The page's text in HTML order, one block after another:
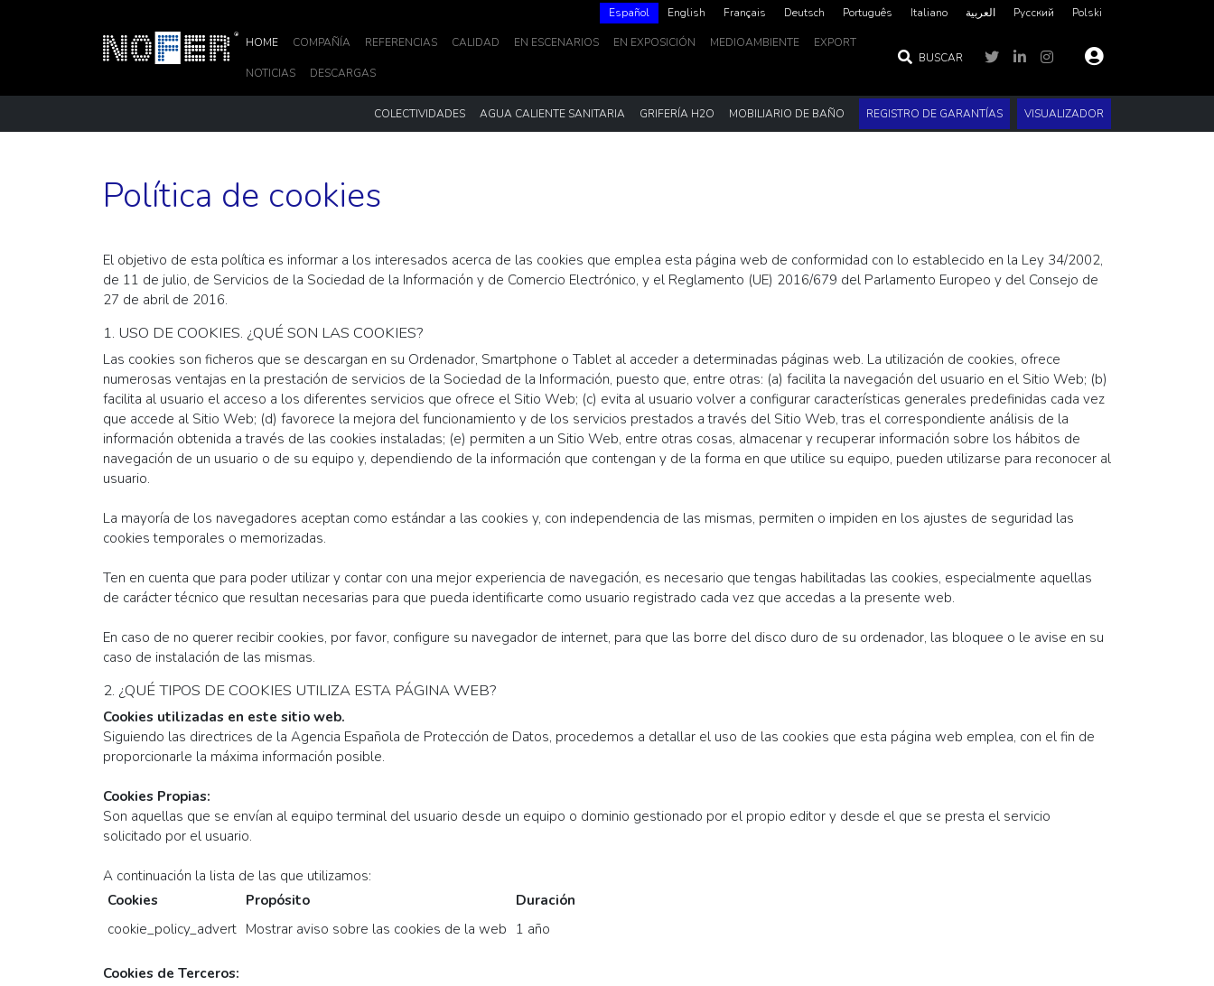
Español English Français Deutsch Português Italiano العربية‏ Русский Polski
HOME COMPAÑÍA REFERENCIAS CALIDAD EN ESCENARIOS EN EXPOSICIÓN MEDIOAMBIENTE EXPORT
NOTICIAS DESCARGAS
BUSCAR
COLECTIVIDADES AGUA CALIENTE SANITARIA GRIFERÍA H2O MOBILIARIO DE BAÑO REGISTRO DE GARANTÍAS VISUALIZADOR
Política de cookies
El objetivo de esta política es informar a los interesados acerca de las cookies que emplea esta página web de conformidad con lo establecido en la Ley 34/2002,
de 11 de julio, de Servicios de la Sociedad de la Información y de Comercio Electrónico, y el Reglamento (UE) 2016/679 del Parlamento Europeo y del Consejo de
27 de abril de 2016.
1. USO DE COOKIES. ¿QUÉ SON LAS COOKIES?
Las cookies son ficheros que se descargan en su Ordenador, Smartphone o Tablet al acceder a determinadas páginas web. La utilización de cookies, ofrece
numerosas ventajas en la prestación de servicios de la Sociedad de la Información, puesto que, entre otras: (a) facilita la navegación del usuario en el Sitio Web; (b)
facilita al usuario el acceso a los diferentes servicios que ofrece el Sitio Web; (c) evita al usuario volver a configurar características generales predefinidas cada vez
que accede al Sitio Web; (d) favorece la mejora del funcionamiento y de los servicios prestados a través del Sitio Web, tras el correspondiente análisis de la
información obtenida a través de las cookies instaladas; (e) permiten a un Sitio Web, entre otras cosas, almacenar y recuperar información sobre los hábitos de
navegación de un usuario o de su equipo y, dependiendo de la información que contengan y de la forma en que utilice su equipo, pueden utilizarse para reconocer al
usuario.
La mayoría de los navegadores aceptan como estándar a las cookies y, con independencia de las mismas, permiten o impiden en los ajustes de seguridad las
cookies temporales o memorizadas.
Ten en cuenta que para poder utilizar y contar con una mejor experiencia de navegación, es necesario que tengas habilitadas las cookies, especialmente aquellas
de carácter técnico que resultan necesarias para que pueda identificarte como usuario registrado cada vez que accedas a la presente web.
En caso de no querer recibir cookies, por favor, configure su navegador de internet, para que las borre del disco duro de su ordenador, las bloquee o le avise en su
caso de instalación de las mismas.
2. ¿QUÉ TIPOS DE COOKIES UTILIZA ESTA PÁGINA WEB?
Cookies utilizadas en este sitio web.
Siguiendo las directrices de la Agencia Española de Protección de Datos, procedemos a detallar el uso de las cookies que esta página web emplea, con el fin de
proporcionarle la máxima información posible.
Cookies Propias:
Son aquellas que se envían al equipo terminal del usuario desde un equipo o dominio gestionado por el propio editor y desde el que se presta el servicio
solicitado por el usuario.
A continuación la lista de las que utilizamos:
Cookies
Propósito
Duración
cookie_policy_advert Mostrar aviso sobre las cookies de la web 1 año
Cookies de Terceros: